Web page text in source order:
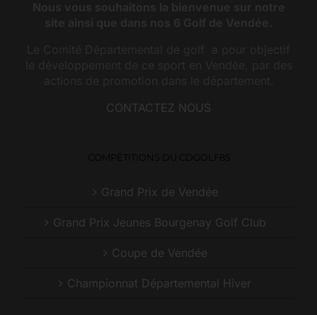
CONTACTEZ NOUS
Grand Prix de Vendée
Grand Prix Jeunes Bourgenay Golf Club
Coupe de Vendée
Championnat Départemental Hiver